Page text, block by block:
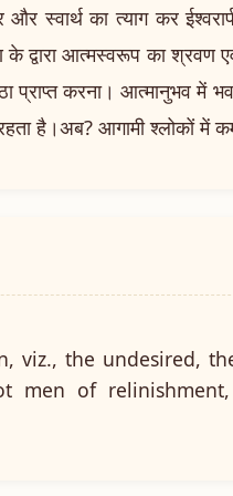
स्वार्थ का त्याग कर
के द्वारा आत्मस्वरूप का
प्राप्त करना। आत्मानुभव
है।अब? आगामी श्लोकों में
viz., the undesired,
men of